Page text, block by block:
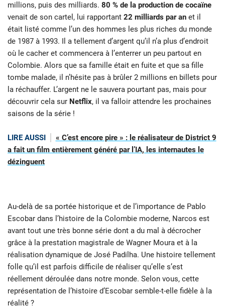
millions, puis des milliards. 80 % de la production de cocaïne
venait de son cartel, lui rapportant 22 milliards par an et il
était listé comme l’un des hommes les plus riches du monde
de 1987 à 1993. Il a tellement d’argent qu’il n’a plus d’endroit
où le cacher et commencera à l’enterrer un peu partout en
Colombie. Alors que sa famille était en fuite et que sa fille
tombe malade, il n’hésite pas à brûler 2 millions en billets pour
la réchauffer. L’argent ne le sauvera pourtant pas, mais pour
découvrir cela sur Netflix, il va falloir attendre les prochaines
saisons de la série !
LIRE AUSSI
« C’est encore pire » : le réalisateur de District 9
a fait un film entièrement généré par l’IA, les internautes le
dézinguent
Au-delà de sa portée historique et de l’importance de Pablo
Escobar dans l’histoire de la Colombie moderne, Narcos est
avant tout une très bonne série dont a du mal à décrocher
grâce à la prestation magistrale de Wagner Moura et à la
réalisation dynamique de José Padilha. Une histoire tellement
folle qu’il est parfois difficile de réaliser qu’elle s’est
réellement déroulée dans notre monde. Selon vous, cette
représentation de l’histoire d’Escobar semble-t-elle fidèle à la
réalité ?